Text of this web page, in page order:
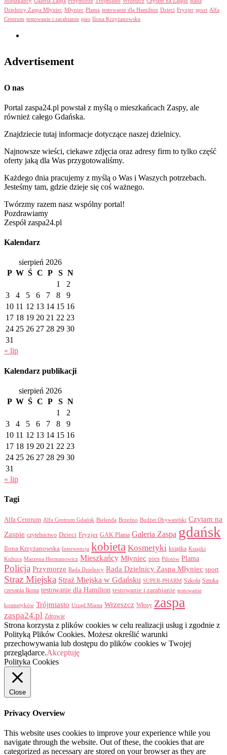
Dzielnicy Zaspa Młyniec Młyniec Plama testowanie dla Hamilton Dzieci Fryzjer sport Alfa
Centrum testowanie i zarabianie pies Ilona Krzyżanowska
Advertisement
O nas
Portal zaspa24.pl powstał z myślą o mieszkańcach Zaspy, ale
również całego Gdańska.
Znajdziecie tutaj informacje dotyczące naszej dzielnicy.
Najnowsze wieści, ciekawe zdjęcia oraz adresy firm to tylko część
oferty jaką dla Was przygotowaliśmy.
Każdego dnia pracujemy z myślą o Was i Waszych potrzebach.
Jesteśmy tam, gdzie dzieje się coś ważnego.
Twórzmy razem nasz wspólny portal!
Pozdrawiamy
Zespół zaspa24.pl
Kalendarz
sierpień 2026
P W Ś C P S N
1
2
3
4 5 6 7 8
9
10 11 12 13 14 15 16
17 18 19 20 21 22 23
24 25 26 27 28 29 30
31
« lip
Kalendarz publikacji
sierpień 2026
P W Ś C P S N
1
2
3
4 5 6 7 8
9
10 11 12 13 14 15 16
17 18 19 20 21 22 23
24 25 26 27 28 29 30
31
« lip
Tagi
Alfa Centrum Alfa Centrum Gdańsk Bielenda Brzeźno Budżet Obywatelski Czytam na
Zaspie czytelnictwo Dzieci Fryzjer GAK Plama Galeria Zaspa gdańsk
Ilona Krzyżanowska Interwencja kobieta Kosmetyki książka Książki
Kultura Marzena Hermanowicz Mieszkańcy Młyniec pies Pilotów Plama
Policja Przymorze Rada Dzielnicy Rada Dzielnicy Zaspa Młyniec sport
Straz Miejska Straż Miejska w Gdańsku SUPER-PHARM Szkoła Sztuka
czesania Ikona testowanie dla Hamilton testowanie i zarabianie testowanie
kosmetyków Trójmiasto Urząd Miasta Wrzeszcz Włosy zaspa
zaspa24.pl Zdrowie
Strona korzysta z plików cookies w celu realizacji usług i zgodnie z
Polityką Plików Cookies. Możesz określić warunki
przechowywania lub dostępu do plików cookies w Twojej
przeglądarce.Akceptuję
Polityka Cookies
Close
Privacy Overview
This website uses cookies to improve your experience while you
navigate through the website. Out of these, the cookies that are
categorized as necessary are stored on your browser as they are